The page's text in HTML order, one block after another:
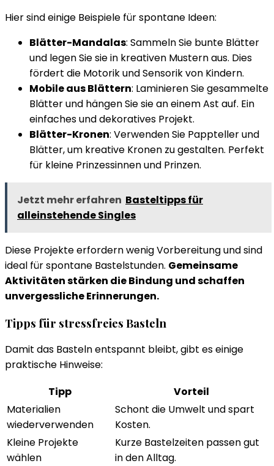
Hier sind einige Beispiele für spontane Ideen:
Blätter-Mandalas: Sammeln Sie bunte Blätter
und legen Sie sie in kreativen Mustern aus. Dies
fördert die Motorik und Sensorik von Kindern.
Mobile aus Blättern: Laminieren Sie gesammelte
Blätter und hängen Sie sie an einem Ast auf. Ein
einfaches und dekoratives Projekt.
Blätter-Kronen: Verwenden Sie Pappteller und
Blätter, um kreative Kronen zu gestalten. Perfekt
für kleine Prinzessinnen und Prinzen.
Jetzt mehr erfahren Basteltipps für
alleinstehende Singles
Diese Projekte erfordern wenig Vorbereitung und sind
ideal für spontane Bastelstunden. Gemeinsame
Aktivitäten stärken die Bindung und schaffen
unvergessliche Erinnerungen.
Tipps für stressfreies Basteln
Damit das Basteln entspannt bleibt, gibt es einige
praktische Hinweise:
Tipp
Vorteil
Materialien
wiederverwenden
Schont die Umwelt und spart
Kosten.
Kleine Projekte
wählen
Kurze Bastelzeiten passen gut
in den Alltag.